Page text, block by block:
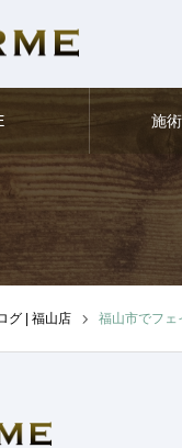
施
グ | 福山店 福山市でフェ